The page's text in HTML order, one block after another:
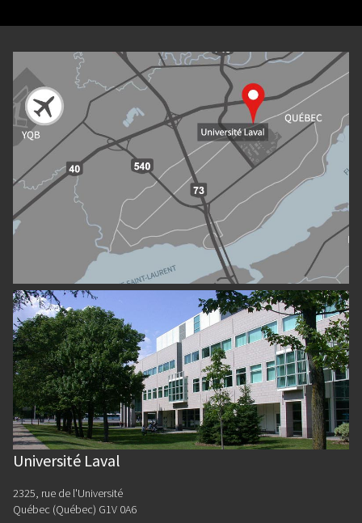
Université Laval
2325, rue de l'Université
Québec (Québec) G1V 0A6